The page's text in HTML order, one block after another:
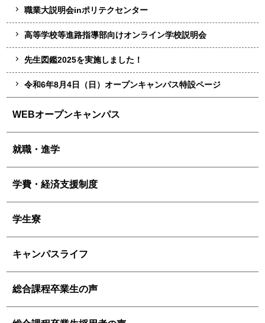
職業大説明会inポリテクセンター
高等学校等進路指導部向けオンライン学校説明会
先生図鑑2025を実施しました！
令和6年8月4日（日）オープンキャンパス特設ページ
WEBオープンキャンパス
就職・進学
学費・経済支援制度
学生寮
キャンパスライフ
総合課程卒業生の声